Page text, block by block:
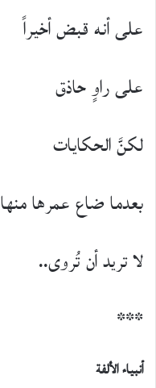
على أنه قبض أخيراً
على راوٍ حاذق
لكنَّ الحكايات
بعدما ضاع عمرها منها
لا تريد أن تُروى..
***
أنبياء الألفة